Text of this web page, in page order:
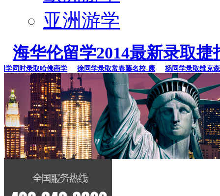
亚洲游学
海华伦留学2014最新录取捷
时录取哈佛商学 徐同学录取常春藤名校-康 杨同学录取维克森林